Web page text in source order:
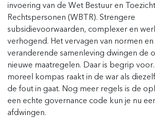
invoering van de Wet Bestuur en Toezicht
Rechtspersonen (WBTR). Strengere
subsidievoorwaarden, complexer en
verhogend. Het vervagen van normen en
veranderende samenleving dwingen de
nieuwe maatregelen. Daar is begrip
moreel kompas raakt in de war als
de fout in gaat. Nog meer regels is de
een echte governance code kun je nu
afdwingen.